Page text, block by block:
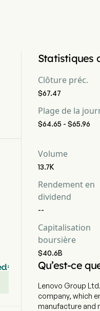
Statistiques
Clôture préc.
$67.47
Plage de la
$64.65 - $65.96
Volume
13.7K
Rendement en
dividend
--
Capitalisation
boursière
$40.6B
Qu’est-ce
Lenovo Group
company, which
manufacture and